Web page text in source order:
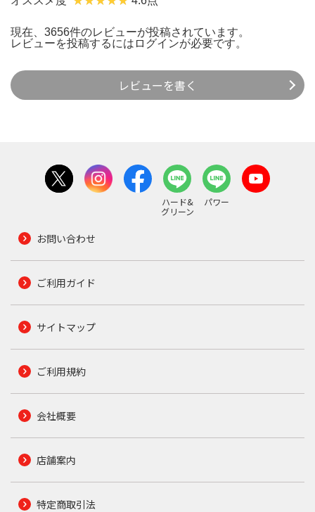
現在、3656件のレビューが投稿されています。
レビューを投稿するには ログインが必要です。
レビューを書く
ハード&
グリーン
パワー
お問い合わせ
ご利用ガイド
サイトマップ
ご利用規約
会社概要
店舗案内
特定商取引法